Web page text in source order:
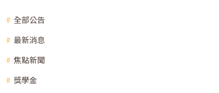
全部公告
最新消息
焦點新聞
獎學金